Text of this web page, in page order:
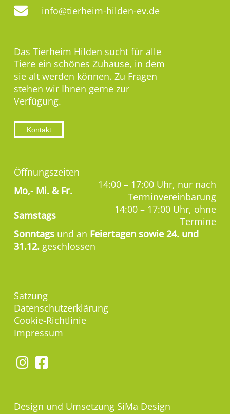
info@tierheim-hilden-ev.de
Das Tierheim Hilden sucht für alle
Tiere ein schönes Zuhause, in dem
sie alt werden können. Zu Fragen
stehen wir Ihnen gerne zur
Verfügung.
Kontakt
Öffnungszeiten
Mo,- Mi. & Fr.
14:00 – 17:00 Uhr, nur nach
Terminvereinbarung
Samstags
14:00 – 17:00 Uhr, ohne
Termine
Sonntags und an Feiertagen sowie 24. und
31.12. geschlossen
Satzung
Datenschutzerklärung
Cookie-Richtlinie
Impressum
Design und Umsetzung SiMa Design